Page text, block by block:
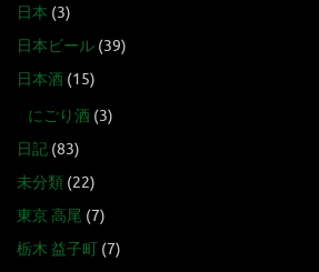
日本 (3)
日本ビール (39)
日本酒 (15)
にごり酒 (3)
日記 (83)
未分類 (22)
東京 高尾 (7)
栃木 益子町 (7)